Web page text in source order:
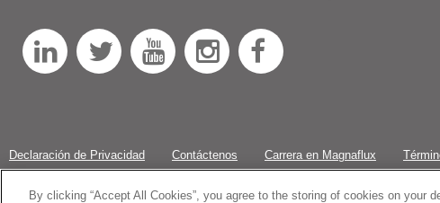
L
k
e
T
t
t
Y
T
u
I
t
a
e
b
Declaración de Privacidad Contáctenos Carrera en Magnaflux
By clicking “Accept All Cookies”, you agree to the storing of cookies on your